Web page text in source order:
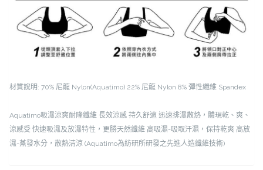
材質說明: 70% 尼龍 Nylon(Aquatimo) 22% 尼龍 Nylon 8% 彈性纖維 Spandex
Aquatimo吸濕涼爽耐隆纖維 長效涼感 持久舒適 迅速排濕散熱，體現乾、爽、
涼感受 快速吸濕及放濕特性，更勝天然纖維 高吸濕-吸取汗濕，保持乾爽 高放
濕-蒸發水分，散熱清涼 (Aquatimo為紡研所研發之先進人造纖維技術)